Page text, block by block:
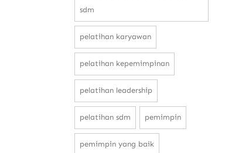
sdm
pelatihan karyawan
pelatihan kepemimpinan
pelatihan leadership
pelatihan sdm pemimpin
pemimpin yang baik